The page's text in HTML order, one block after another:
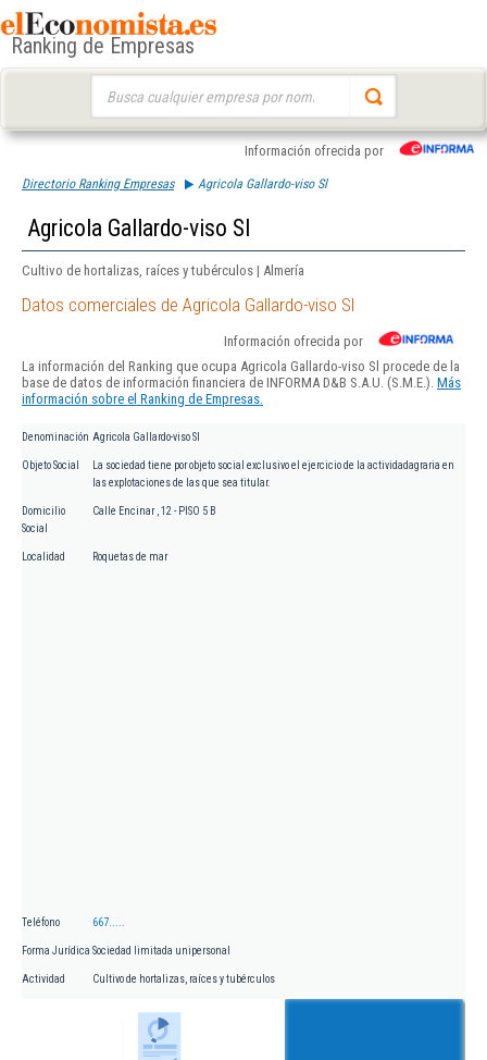
Ranking de Empresas
Información ofrecida por
Directorio Ranking Empresas Agricola Gallardo-viso Sl
Agricola Gallardo-viso Sl
Cultivo de hortalizas, raíces y tubérculos | Almería
Datos comerciales de Agricola Gallardo-viso Sl
Información ofrecida por
La información del Ranking que ocupa Agricola Gallardo-viso Sl procede de la
base de datos de información financiera de INFORMA D&B S.A.U. (S.M.E.). Más
información sobre el Ranking de Empresas.
Denominación Agricola Gallardo-viso Sl
Objeto Social
La sociedad tiene por objeto social exclusivo el ejercicio de la actividadagraria en
las explotaciones de las que sea titular.
Domicilio
Social
Calle Encinar , 12 - PISO 5 B
Localidad Roquetas de mar
Teléfono 667.....
Forma Jurídica Sociedad limitada unipersonal
Actividad Cultivo de hortalizas, raíces y tubérculos